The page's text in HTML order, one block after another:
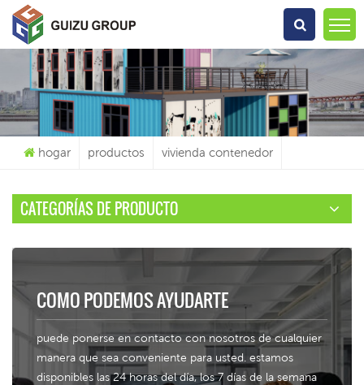
Qué Estás Buscando?
hogar productos vivienda contenedor
CATEGORÍAS DE PRODUCTO
COMO PODEMOS AYUDARTE
puede ponerse en contacto con nosotros de cualquier
manera que sea conveniente para usted. estamos
disponibles las 24 horas del día, los 7 días de la semana